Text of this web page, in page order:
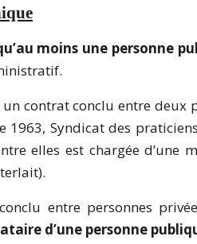
moins une personne
contrat conclu entre deux
1963, Syndicat des
elles est chargée
entre personnes
d’une personne